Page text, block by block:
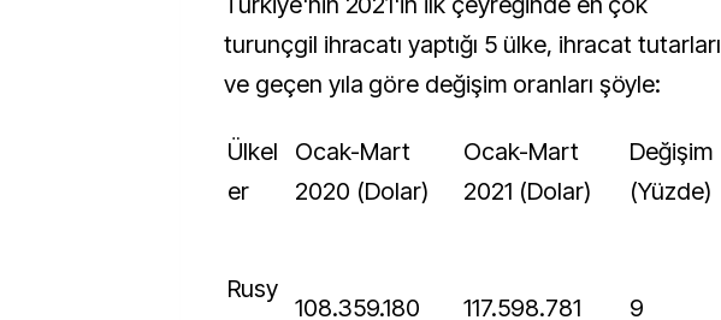
turunçgil ihracatı yaptığı 5 ülke, ihracat tutarları
ve geçen yıla göre değişim oranları şöyle:
Ülkel
er
Ocak-Mart
2020 (Dolar)
Ocak-Mart
2021 (Dolar)
Değişim
(Yüzde)
Rusy
108.359.180 117.598.781 9